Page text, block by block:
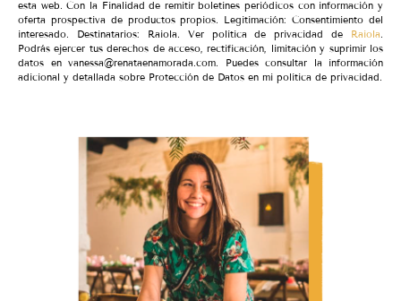
esta web. Con la Finalidad de remitir boletines periódicos con información y
oferta prospectiva de productos propios. Legitimación: Consentimiento del
interesado. Destinatarios: Raiola. Ver política de privacidad de Raiola.
Podrás ejercer tus derechos de acceso, rectificación, limitación y suprimir los
datos en vanessa@renataenamorada.com. Puedes consultar la información
adicional y detallada sobre Protección de Datos en mi política de privacidad.